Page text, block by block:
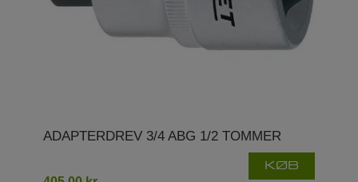
ADAPTERDREV 3/4 ABG 1/2 TOMMER
KØB